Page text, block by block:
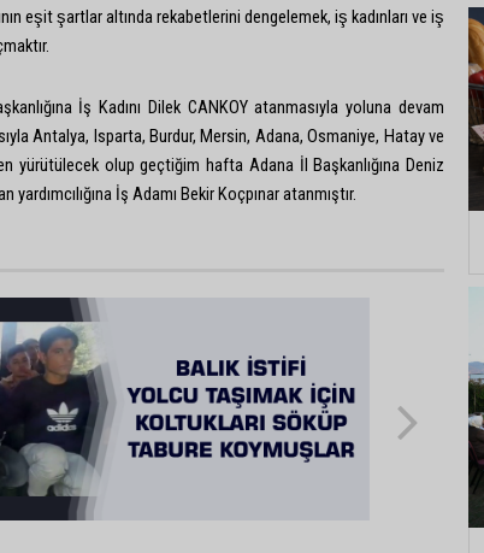
eşit şartlar altında rekabetlerini dengelemek, iş kadınları ve iş
İş Kadını Dilek CANKOY atanmasıyla yoluna devam
Antalya, Isparta, Burdur, Mersin, Adana, Osmaniye, Hatay ve
yürütülecek olup geçtiğim hafta Adana İl Başkanlığına Deniz
İş Adamı Bekir Koçpınar atanmıştır.